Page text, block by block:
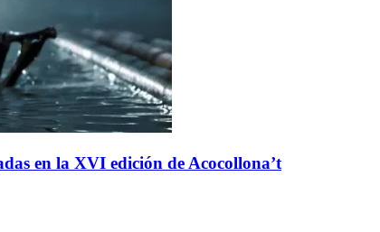
en la XVI edición de Acocollona’t